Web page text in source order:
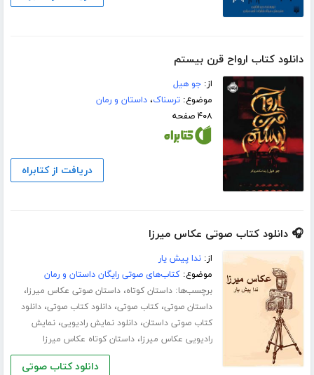
دانلود کتاب ارواح قرن بیستم
از:جو ھیل
موضوع:ترسناک،داستان و رمان
۴۰۸ صفحه
دریافت از کتابراه
🎧 دانلود کتاب صوتی عکاس میرزا
از:ندا پیش یار
موضوع:کتاب‌های صوتی رایگان داستان و رمان
برچسب‌ها:داستان کوتاه،داستان صوتی عکاس میرزا،
داستان صوتی،کتاب صوتی،دانلود کتاب صوتی،دانلود
کتاب صوتی داستان،دانلود نمایش رادیویی،نمایش
رادیویی عکاس میرزا،داستان کوتاه عکاس میرزا
دانلود کتاب صوتی